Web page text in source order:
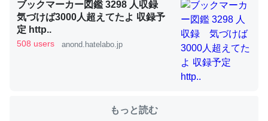
ウチもEchoを実家に置いて４年。でたまに覗いてる。ぼ
ちぼちRingも置こうかと画策中。あと、Googleマップで
位置情報を共有してる。電池残量や充電中かが分かるので
─たまにLINEするくらいだった遠方の父67歳と僕。ITツール導入で
コミュニケーションが劇的に変化した｜tayorini by LIFULL介護
ブックマーカー図鑑 3298 人収録
気づけば3000人超えてたよ 収録予
定 http..
508 users anond.hatelabo.jp
もっと読む